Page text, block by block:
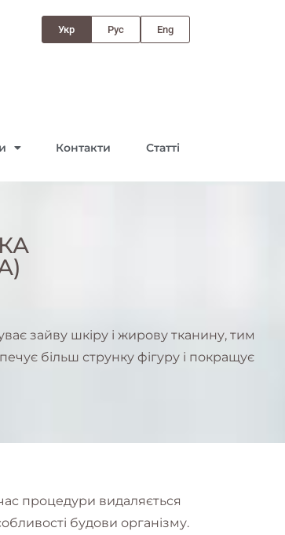
Укр Рус Eng
Контакти Статті
зайву шкіру і жирову тканину, тим
більш струнку фігуру і покращує
процедури видаляється
будови організму.